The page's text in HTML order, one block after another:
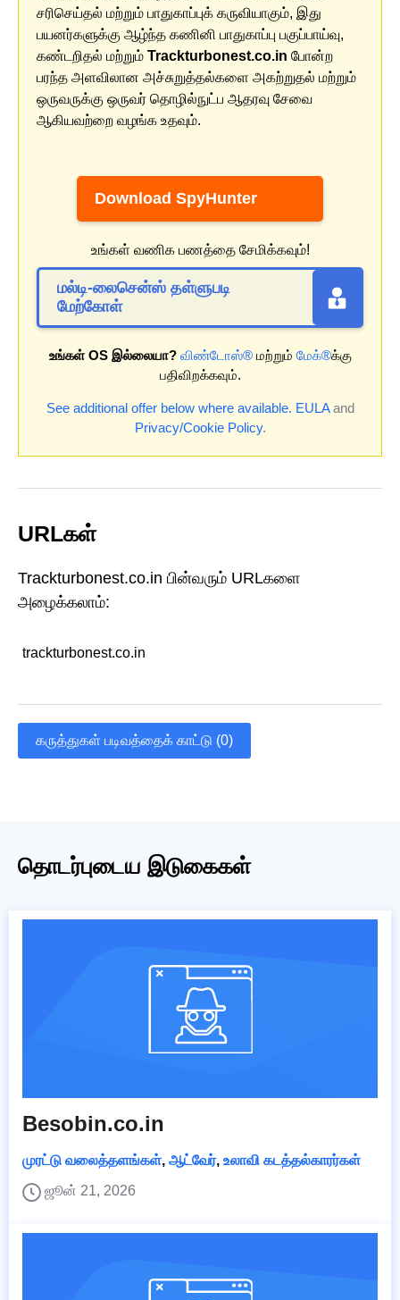
சரிசெய்தல் மற்றும் பாதுகாப்புக் கருவியாகும், இது
பயனர்களுக்கு ஆழ்ந்த கணினி பாதுகாப்பு பகுப்பாய்வு,
கண்டறிதல் மற்றும் Trackturbonest.co.in போன்ற
பரந்த அளவிலான அச்சுறுத்தல்களை அகற்றுதல் மற்றும்
ஒருவருக்கு ஒருவர் தொழில்நுட்ப ஆதரவு சேவை
ஆகியவற்றை வழங்க உதவும்.
Download SpyHunter
உங்கள் வணிக பணத்தை சேமிக்கவும்!
மல்டி-லைசென்ஸ் தள்ளுபடி
மேற்கோள்
உங்கள் OS இல்லையா? விண்டோஸ்®மற்றும் மேக்®க்கு
பதிவிறக்கவும்.
See additional offer below where available. EULAand
Privacy/Cookie Policy.
URLகள்
Trackturbonest.co.in பின்வரும் URLகளை
அழைக்கலாம்:
trackturbonest.co.in
கருத்துகள் படிவத்தைக் காட்டு (0)
தொடர்புடைய இடுகைகள்
Besobin.co.in
முரட்டு வலைத்தளங்கள், ஆட்வேர், உலாவி கடத்தல்காரர்கள்
ஜூன் 21, 2026